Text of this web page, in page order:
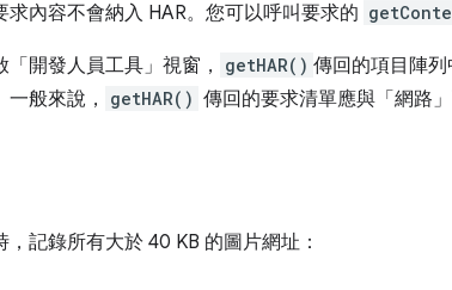
內容不會納入 HAR。您可以呼叫要求的
開發人員工具」視窗， getHAR() 傳回的項目陣
般來說，
getHAR() 傳回的要求清單應與「網路
記錄所有大於 40 KB 的圖片網址：